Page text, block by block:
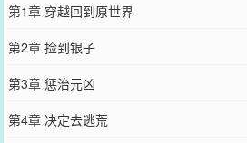
第1章 穿越回到原世界
第2章 捡到银子
第3章 惩治元凶
第4章 决定去逃荒